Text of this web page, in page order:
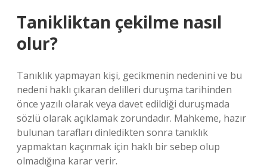
Tanikliktan çekilme nasıl
olur?
Tanıklık yapmayan kişi, gecikmenin nedenini ve bu
nedeni haklı çıkaran delilleri duruşma tarihinden
önce yazılı olarak veya davet edildiği duruşmada
sözlü olarak açıklamak zorundadır. Mahkeme, hazır
bulunan tarafları dinledikten sonra tanıklık
yapmaktan kaçınmak için haklı bir sebep olup
olmadığına karar verir.